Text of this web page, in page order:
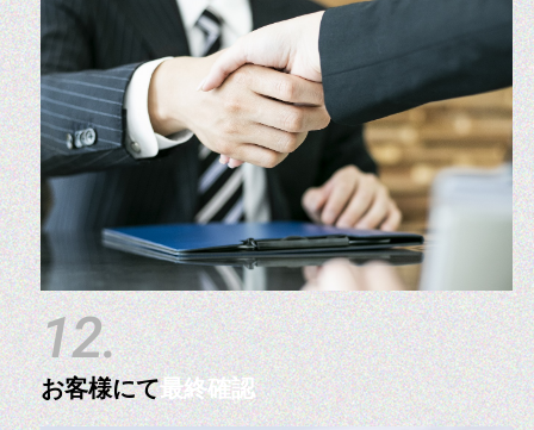
12.
お客様にて最終確認